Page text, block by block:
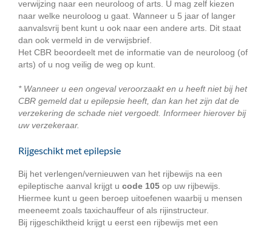
verwijzing naar een neuroloog of arts. U mag zelf kiezen
naar welke neuroloog u gaat. Wanneer u 5 jaar of langer
aanvalsvrij bent kunt u ook naar een andere arts. Dit staat
dan ook vermeld in de verwijsbrief.
Het CBR beoordeelt met de informatie van de neuroloog (of
arts) of u nog veilig de weg op kunt.
* Wanneer u een ongeval veroorzaakt en u heeft niet bij het
CBR gemeld dat u epilepsie heeft, dan kan het zijn dat de
verzekering de schade niet vergoedt. Informeer hierover bij
uw verzekeraar.
Rijgeschikt met epilepsie
Bij het verlengen/vernieuwen van het rijbewijs na een
epileptische aanval krijgt u code 105op uw rijbewijs.
Hiermee kunt u geen beroep uitoefenen waarbij u mensen
meeneemt zoals taxichauffeur of als rijinstructeur.
Bij rijgeschiktheid krijgt u eerst een rijbewijs met een